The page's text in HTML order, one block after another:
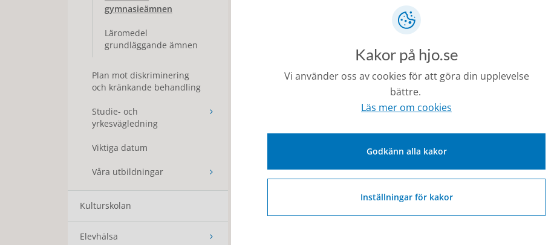
gymnasieämnen
Läromedel
grundläggande ämnen
Plan mot diskriminering
och kränkande behandling
Studie- och
yrkesvägledning
Viktiga datum
Våra utbildningar
Kulturskolan
Elevhälsa
Naturkunskap
Samhällskunskap
Kakor på hjo.se
Vi använder oss av cookies för att göra din upplevelse
bättre.
Läs mer om cookies
Godkänn alla kakor
Inställningar för kakor